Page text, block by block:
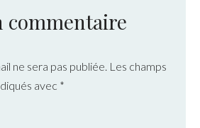
commentaire
ne sera pas publiée. Les champs
avec *